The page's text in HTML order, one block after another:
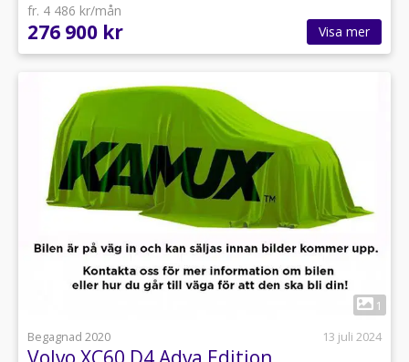
fr. 4 486 kr/mån
276 900 kr Visa mer
1
Begagnad 2020
13 juli 2024